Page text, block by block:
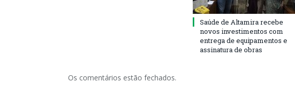
Saúde de Altamira recebe
novos investimentos com
entrega de equipamentos e
assinatura de obras
Os comentários estão fechados.